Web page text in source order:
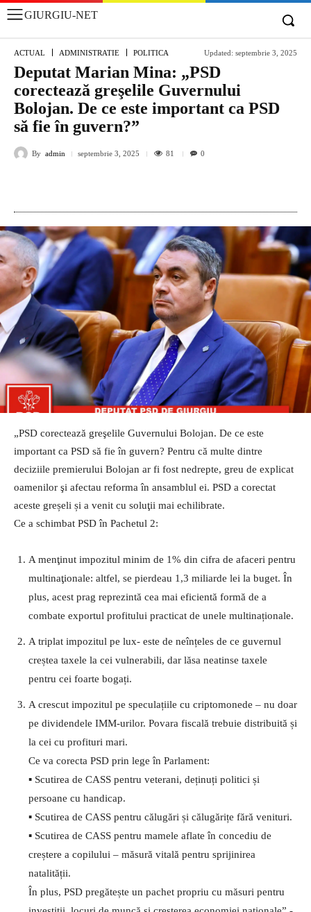
GIURGIU-NET
ACTUAL ADMINISTRATIE POLITICA Updated: septembrie 3, 2025
Deputat Marian Mina: „PSD
corectează greşelile Guvernului
Bolojan. De ce este important ca PSD
să fie în guvern?”
By admin septembrie 3, 2025 81 0
„PSD corectează greşelile Guvernului Bolojan. De ce este
important ca PSD să fie în guvern? Pentru că multe dintre
deciziile premierului Bolojan ar fi fost nedrepte, greu de explicat
oamenilor şi afectau reforma în ansamblul ei. PSD a corectat
aceste greșeli și a venit cu soluţii mai echilibrate.
Ce a schimbat PSD în Pachetul 2:
A menţinut impozitul minim de 1% din cifra de afaceri pentru
multinaţionale: altfel, se pierdeau 1,3 miliarde lei la buget. În
plus, acest prag reprezintă cea mai eficientă formă de a
combate exportul profitului practicat de unele multinaționale.
A triplat impozitul pe lux- este de neînțeles de ce guvernul
creștea taxele la cei vulnerabili, dar lăsa neatinse taxele
pentru cei foarte bogați.
A crescut impozitul pe speculațiile cu criptomonede – nu doar
pe dividendele IMM-urilor. Povara fiscală trebuie distribuită și
la cei cu profituri mari.
Ce va corecta PSD prin lege în Parlament:
▪️ Scutirea de CASS pentru veterani, deținuți politici și
persoane cu handicap.
▪️ Scutirea de CASS pentru călugări și călugărițe fără venituri.
▪️ Scutirea de CASS pentru mamele aflate în concediu de
creștere a copilului – măsură vitală pentru sprijinirea
natalității.
În plus, PSD pregătește un pachet propriu cu măsuri pentru